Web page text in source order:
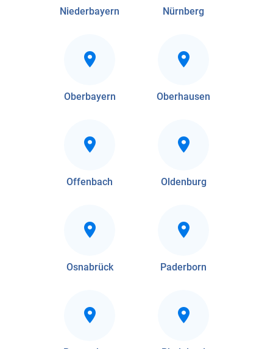
Niederbayern Nürnberg
Oberbayern Oberhausen
Offenbach Oldenburg
Osnabrück Paderborn